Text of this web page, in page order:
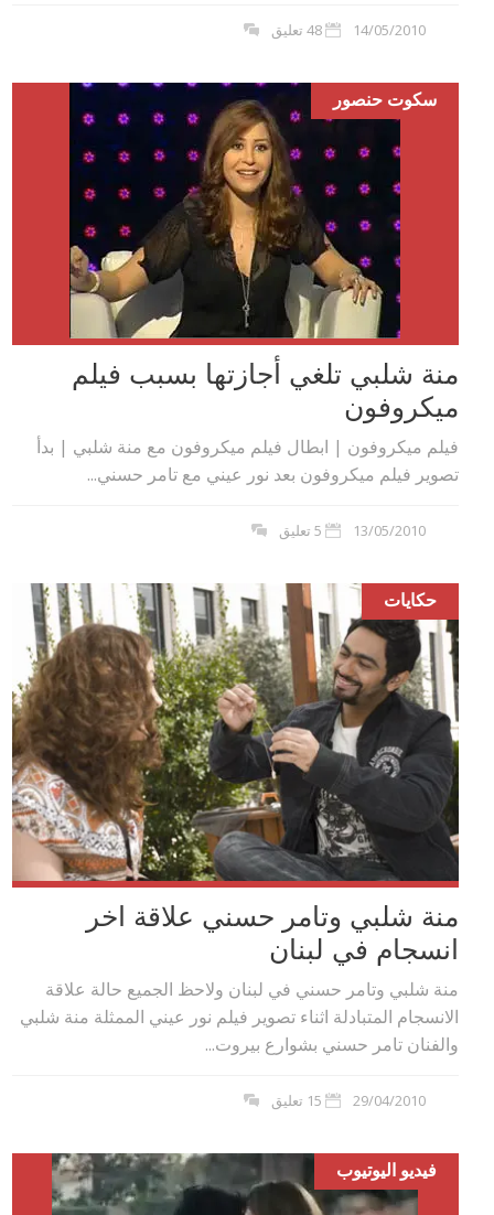
14/05/2010 48 تعليق
سكوت حنصور
منة شلبي تلغي أجازتها بسبب فيلم
ميكروفون
فيلم ميكروفون | ابطال فيلم ميكروفون مع منة شلبي | بدأ
تصوير فيلم ميكروفون بعد نور عيني مع تامر حسني...
13/05/2010 5 تعليق
حكايات
منة شلبي وتامر حسني علاقة اخر
انسجام في لبنان
منة شلبي وتامر حسني في لبنان ولاحظ الجميع حالة علاقة
الانسجام المتبادلة اثناء تصوير فيلم نور عيني الممثلة منة شلبي
والفنان تامر حسني بشوارع بيروت...
29/04/2010 15 تعليق
فيديو اليوتيوب